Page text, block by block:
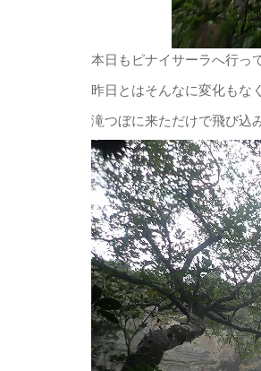
本日もピナイサーラへ行っ
昨日とはそんなに変化もな
滝つぼに来ただけで飛び込